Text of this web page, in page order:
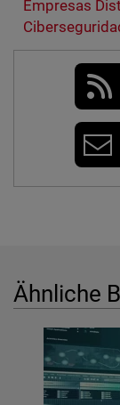
Empresas
Ähnliche